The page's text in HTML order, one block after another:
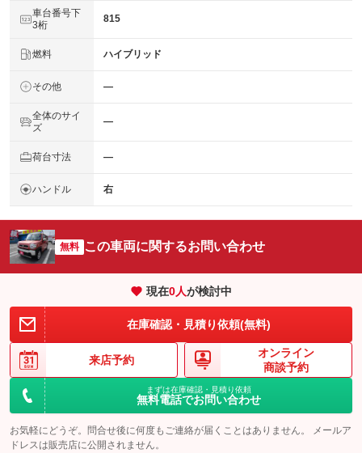
車台番号下
3桁
815
燃料 ハイブリッド
その他 ―
全体のサイ
ズ
―
荷台寸法 ―
ハンドル 右
無料 この車両に関するお問い合わせ
現在0人が検討中
在庫確認・見積り依頼(無料)
来店予約
オンライン
商談予約
まずは在庫確認・見積り依頼
無料電話でお問い合わせ
お気軽にどうぞ。問合せ後に何度もご連絡が届くことはありません。 メールア
ドレスは販売店に公開されません。